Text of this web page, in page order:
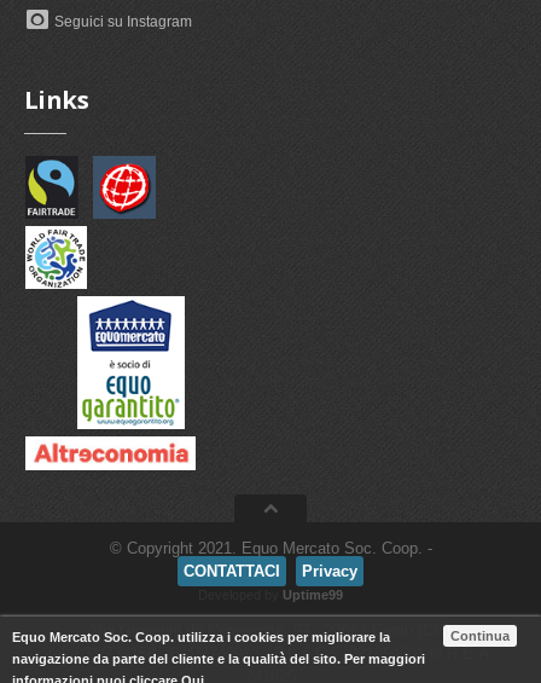
Seguici su Instagram
Links
© Copyright 2021. Equo Mercato Soc. Coop. -
CONTATTACI
Privacy
Uptime99
Via Giovanni da Cermenate, 97 - 22063 Cantù (CO)
tel. 031/734158 - 031/2742913 - P.I. e C.F. 02105460139 R.E.A.
Equo Mercato Soc. Coop. utilizza i cookies per migliorare la
navigazione da parte del cliente e la qualità del sito. Per maggiori
Continua